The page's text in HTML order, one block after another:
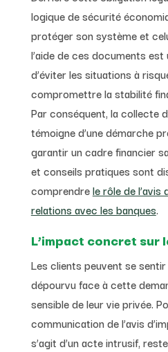
logique de sécurité
protéger son système et
l’aide de ces documents
d’éviter les situations à
compromettre la stabilité
Par conséquent, la collecte
témoigne d’une démarche
garantir un cadre financier
et conseils pratiques sont
comprendrele rôle de l’avis
relations avec les banques.
L’impact concret sur
Les clients peuvent se
dépourvu face à cette
sensible de leur vie privée.
communication de l’avis
s’agit d’un acte intrusif,